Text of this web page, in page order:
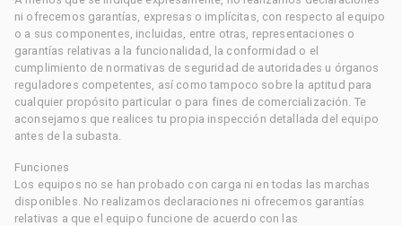
ni ofrecemos garantías, expresas o implícitas, con respecto al equipo
o a sus componentes, incluidas, entre otras, representaciones o
garantías relativas a la funcionalidad, la conformidad o el
cumplimiento de normativas de seguridad de autoridades u órganos
reguladores competentes, así como tampoco sobre la aptitud para
cualquier propósito particular o para fines de comercialización. Te
aconsejamos que realices tu propia inspección detallada del equipo
antes de la subasta.
Funciones
Los equipos no se han probado con carga ni en todas las marchas
disponibles. No realizamos declaraciones ni ofrecemos garantías
relativas a que el equipo funcione de acuerdo con las